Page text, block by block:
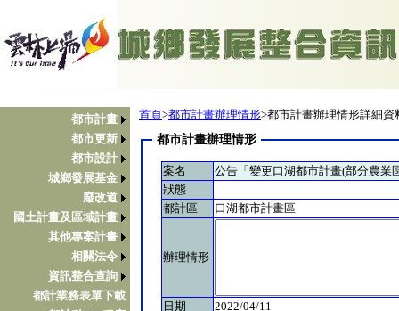
都市計畫
都市更新
都市設計
城鄉發展基金
廢改道
國土計畫及區域計畫
其他專案計畫
相關法令
資訊整合查詢
都計業務表單下載
首頁>都市計畫辦理情形>都市計畫辦理情形詳細資
都市計畫辦理情形
案名
公告「變更口湖都市計畫(部分農業
狀態
都計區
口湖都市計畫區
辦理情形
日期 2022/04/11